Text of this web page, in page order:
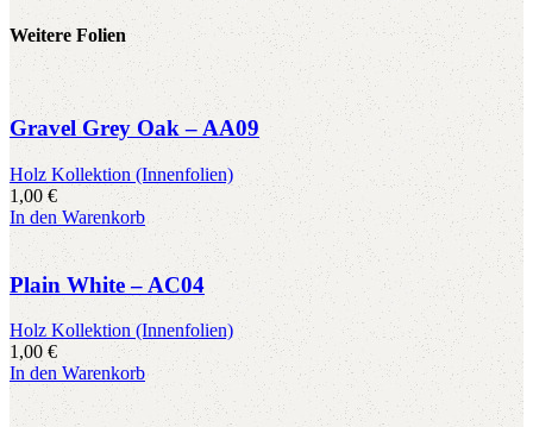
Weitere Folien
Gravel Grey Oak – AA09
Holz Kollektion (Innenfolien)
1,00€
In den Warenkorb
Plain White – AC04
Holz Kollektion (Innenfolien)
1,00€
In den Warenkorb